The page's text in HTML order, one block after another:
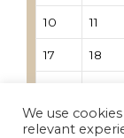
10 11
17 18
31
We use
relevant